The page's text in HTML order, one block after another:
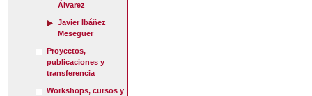
Álvarez
Javier Ibáñez
Meseguer
Proyectos,
publicaciones y
transferencia
Workshops, cursos y